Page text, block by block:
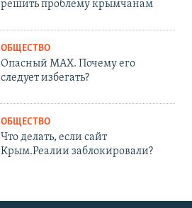
решить проблему крымчанам
ОБЩЕСТВО
Опасный MAX. Почему его
следует избегать?
ОБЩЕСТВО
Что делать, если сайт
Крым.Реалии заблокировали?